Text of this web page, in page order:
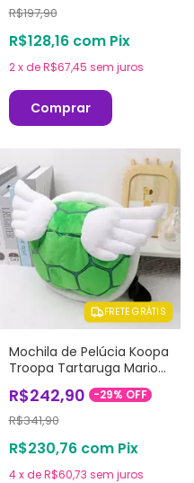
R$197,90
R$128,16 com Pix
2 xdeR$67,45 sem juros
Comprar
FRETE GRÁTIS
Mochila de Pelúcia Koopa
Troopa Tartaruga Mario
Bros (vários modelos)
R$242,90 -29% OFF
R$341,90
R$230,76 com Pix
4 xdeR$60,73 sem juros